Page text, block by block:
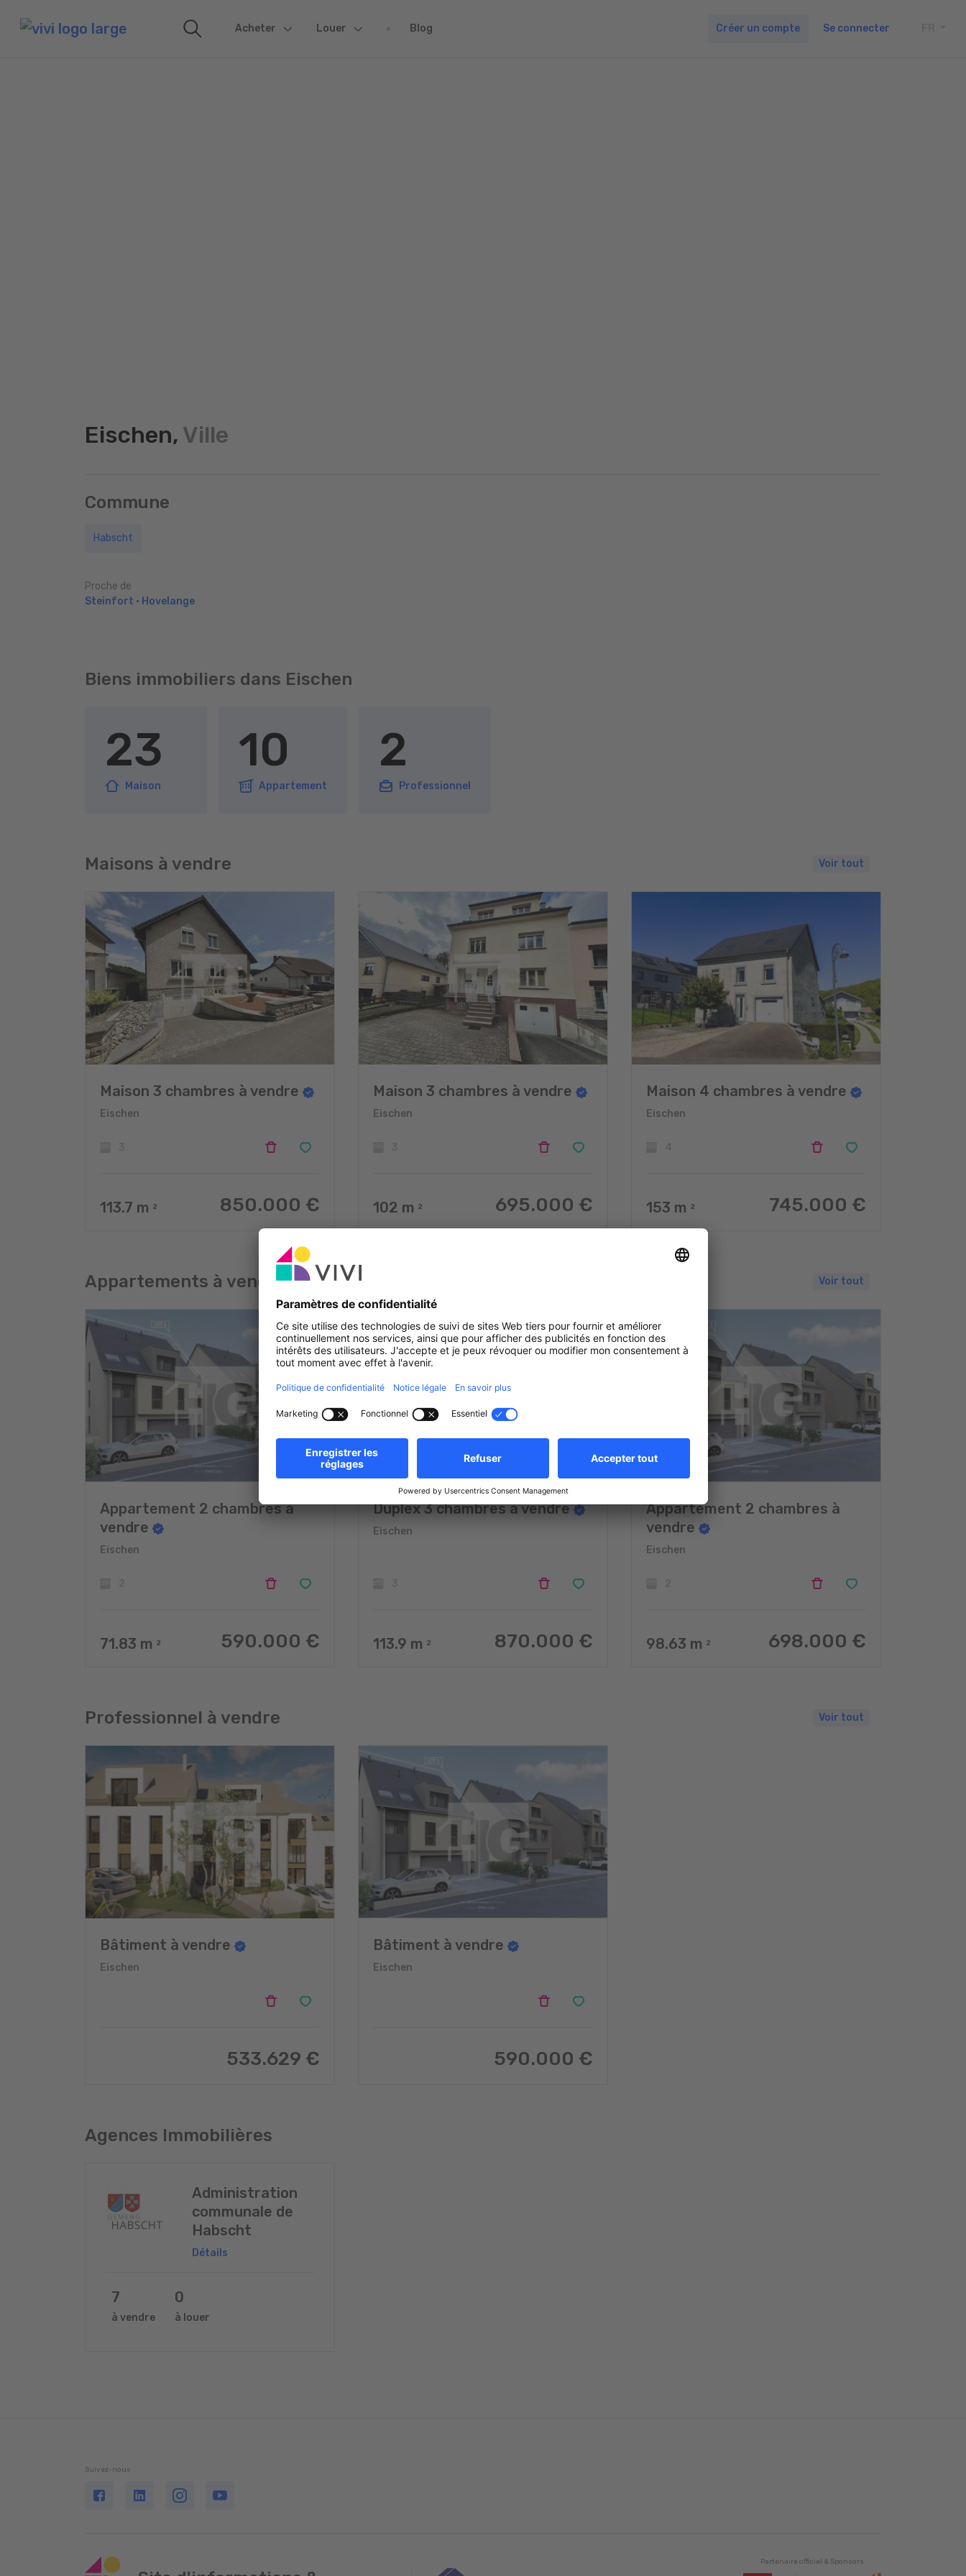
Acheter (current)Louer Blog Créer un compte Se connecter
Eischen, Ville
Commune
Habscht
Proche de
Steinfort • Hovelange
Biens immobiliers dans Eischen
23
Maison
10
Appartement
2
Professionnel
Maisons à vendre Voir tout
Maison 3 chambres à vendre
Eischen
113.7 m 2 850.000 €
Maison 3 chambres à vendre
Eischen
102 m 2 695.000 €
Maison 4 chambres à vendre
Eischen
153 m 2 745.000 €
Appartements à vendre Voir tout
Appartement 2 chambres à
vendre
Eischen
71.83 m 2 590.000 €
Duplex 3 chambres à vendre
Eischen
113.9 m 2 870.000 €
Appartement 2 chambres à
vendre
Eischen
98.63 m 2 698.000 €
Professionnel à vendre Voir tout
Bâtiment à vendre
Eischen
533.629 €
Bâtiment à vendre
Eischen
590.000 €
Agences Immobilières
Administration
communale de
Habscht
Détails
7
à vendre
0
à louer
Suivez-nous
Partenaire officiel & Sponsors